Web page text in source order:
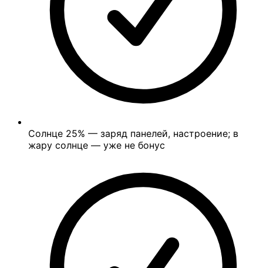
Солнце 25% — заряд панелей, настроение; в
жару солнце — уже не бонус